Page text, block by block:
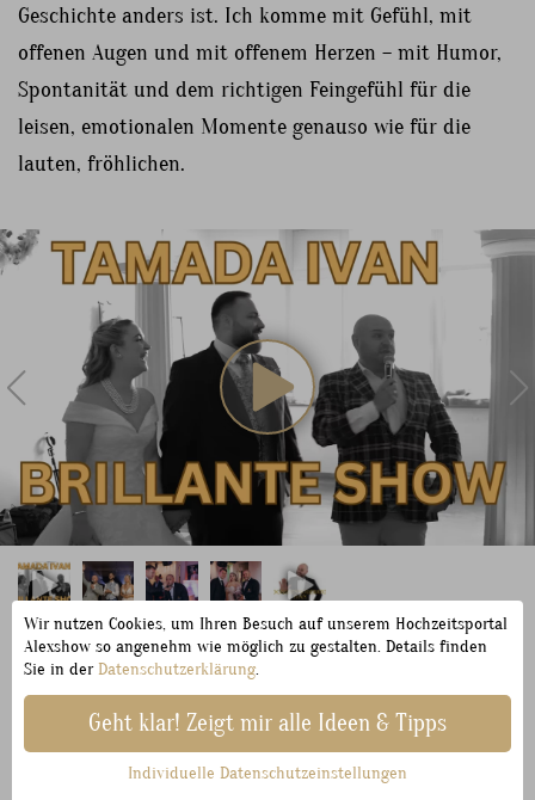
Geschichte anders ist. Ich komme mit Gefühl, mit
offenen Augen und mit offenem Herzen – mit Humor,
Spontanität und dem richtigen Feingefühl für die
leisen, emotionalen Momente genauso wie für die
lauten, fröhlichen.
Ich sprechefließend Deutsch, Russisch und Englisch
und schaffe Verbindungen zwischen Menschen und
Kulturen. Vor allem aber bin ich mittendrin: Ich fühle
mit euch, feiere mit euch, lache mit euren Gästen und
Wir nutzen Cookies, um Ihren Besuch auf unserem Hochzeitsportal
Alexshow so angenehm wie möglich zu gestalten. Details finden
Sie in derDatenschutzerklärung.
Geht klar! Zeigt mir alle Ideen & Tipps
Individuelle Datenschutzeinstellungen